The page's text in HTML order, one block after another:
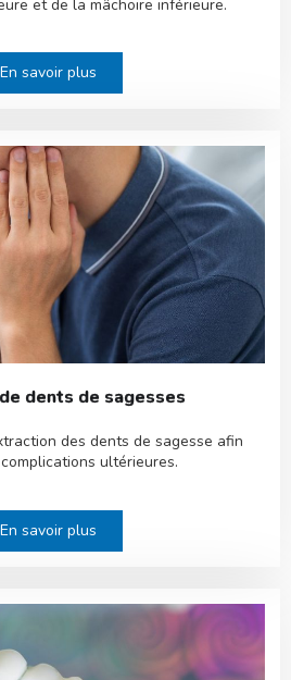
et de la mâchoire inférieure.
En savoir plus
dents de sagesses
des dents de sagesse afin
ultérieures.
En savoir plus